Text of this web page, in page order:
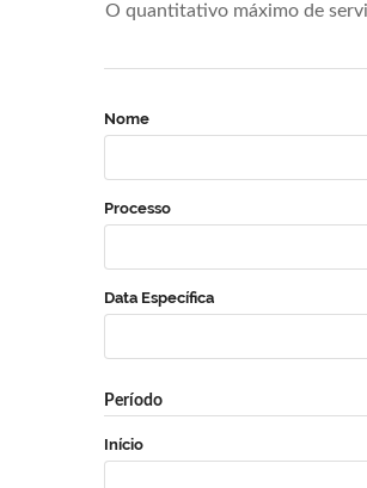
O quantitativo máximo de
Nome
Processo
Data Específica
Período
Início